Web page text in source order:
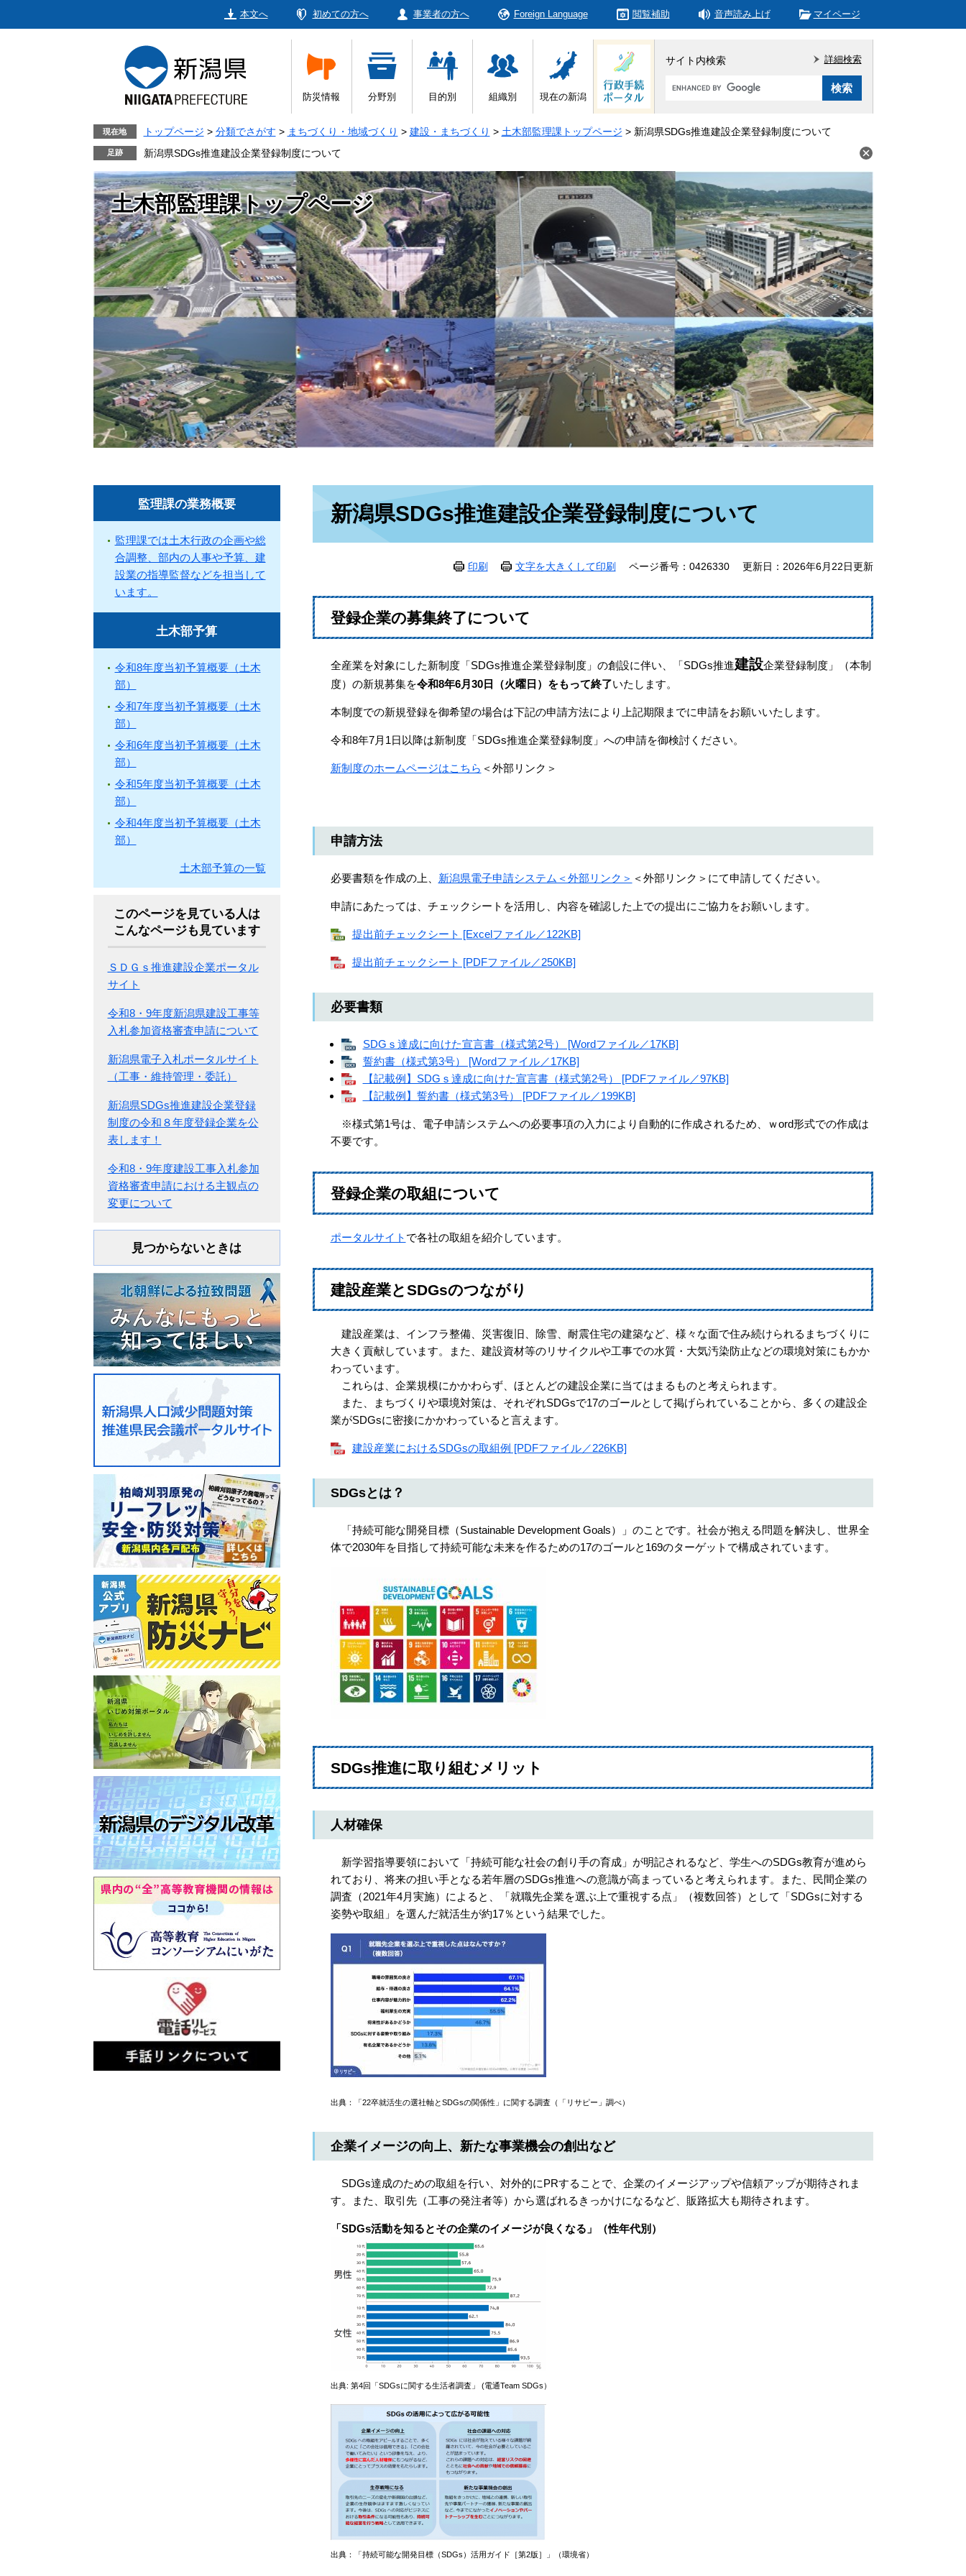
本文へ 初めての方へ 事業者の方へ Foreign Language 閲覧補助 音声読み上げ マイページ
防災情報 分野別 目的別 組織別 現在の新潟
サイト内検索
Google
タ
索
詳細検索
現在地 トップページ > 分類でさがす > まちづくり・地域づくり > 建設・まちづくり > 土木部監理課トップページ > 新潟県SDGs推進建設企業登録制度について
新潟県SDGs推進建設企業登録制度について
土木部監理課トップページ
新潟県SDGs推進建設企業登録制度について
印刷 文字を大きくして印刷 ページ番号：0426330 更新日：2026年6月22日更新
登録企業の募集終了について
全産業を対象にした新制度「SDGs推進企業登録制度」の創設に伴い、「SDGs推進建設企業登録制度」（本制
度）の新規募集を令和8年6月30日（火曜日）をもって終了いたします。
本制度での新規登録を御希望の場合は下記の申請方法により上記期限までに申請をお願いいたします。
令和8年7月1日以降は新制度「SDGs推進企業登録制度」への申請を御検討ください。
新制度のホームページはこちら ＜外部リンク＞
申請方法
必要書類を作成の上、 新潟県電子申請システム＜外部リンク＞ ＜外部リンク＞ にて申請してください。
申請にあたっては、チェックシートを活用し、内容を確認した上での提出にご協力をお願いします。
提出前チェックシート [Excelファイル／122KB]
提出前チェックシート [PDFファイル／250KB]
必要書類
SDGｓ達成に向けた宣言書（様式第2号） [Wordファイル／17KB]
誓約書（様式第3号） [Wordファイル／17KB]
【記載例】SDGｓ達成に向けた宣言書（様式第2号） [PDFファイル／97KB]
【記載例】誓約書（様式第3号） [PDFファイル／199KB]
※様式第1号は、電子申請システムへの必要事項の入力により自動的に作成されるため、ｗord形式での作成は
不要です。
登録企業の取組について
ポータルサイト で各社の取組を紹介しています。
建設産業とSDGsのつながり
建設産業は、インフラ整備、災害復旧、除雪、耐震住宅の建築など、様々な面で住み続けられるまちづくりに
大きく貢献しています。また、建設資材等のリサイクルや工事での水質・大気汚染防止などの環境対策にもかか
わっています。
これらは、企業規模にかかわらず、ほとんどの建設企業に当てはまるものと考えられます。
また、まちづくりや環境対策は、それぞれSDGsで17のゴールとして掲げられていることから、多くの建設企
業がSDGsに密接にかかわっていると言えます。
建設産業におけるSDGsの取組例 [PDFファイル／226KB]
SDGsとは？
「持続可能な開発目標（Sustainable Development Goals）」のことです。社会が抱える問題を解決し、世界全
体で2030年を目指して持続可能な未来を作るための17のゴールと169のターゲットで構成されています。
SDGs推進に取り組むメリット
人材確保
新学習指導要領において「持続可能な社会の創り手の育成」が明記されるなど、学生へのSDGs教育が進めら
れており、将来の担い手となる若年層のSDGs推進への意識が高まっていると考えられます。また、民間企業の
調査（2021年4月実施）によると、「就職先企業を選ぶ上で重視する点」（複数回答）として「SDGsに対する
姿勢や取組」を選んだ就活生が約17％という結果でした。
出典：「22卒就活生の選社軸とSDGsの関係性」に関する調査（「リサピー」調べ）
企業イメージの向上、新たな事業機会の創出など
SDGs達成のための取組を行い、対外的にPRすることで、企業のイメージアップや信頼アップが期待されま
す。また、取引先（工事の発注者等）から選ばれるきっかけになるなど、販路拡大も期待されます。
「SDGs活動を知るとその企業のイメージが良くなる」（性年代別）
出典: 第4回「SDGsに関する生活者調査」 (電通Team SDGs）
出典：「持続可能な開発目標（SDGs）活用ガイド［第2版］」（環境省）
監理課の業務概要
監理課では土木行政の企画や総
合調整、部内の人事や予算、建
設業の指導監督などを担当して
います。
土木部予算
令和8年度当初予算概要（土木
部）
令和7年度当初予算概要（土木
部）
令和6年度当初予算概要（土木
部）
令和5年度当初予算概要（土木
部）
令和4年度当初予算概要（土木
部）
土木部予算の一覧
このページを見ている人は
こんなページも見ています
ＳＤＧｓ推進建設企業ポータル
サイト
令和8・9年度新潟県建設工事等
入札参加資格審査申請について
新潟県電子入札ポータルサイト
（工事・維持管理・委託）
新潟県SDGs推進建設企業登録
制度の令和８年度登録企業を公
表します！
令和8・9年度建設工事入札参加
資格審査申請における主観点の
変更について
見つからないときは